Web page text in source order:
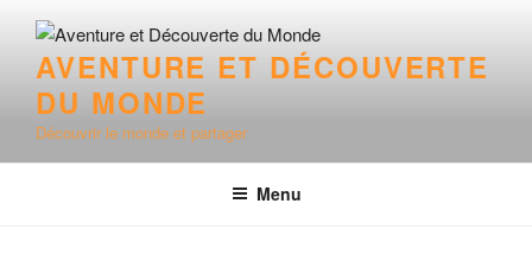
contenu
principal
AVENTURE ET DÉCOUVERTE
DU MONDE
Découvrir le monde et partager
Menu